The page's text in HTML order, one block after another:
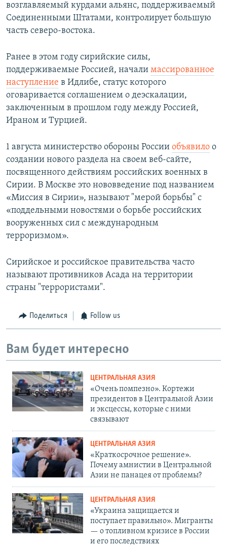
возглавляемый курдами альянс, поддерживаемый
Соединенными Штатами, контролирует большую
часть северо-востока.
Ранее в этом году сирийские силы,
поддерживаемые Россией, начали массированное
наступление в Идлибе, статус которого
оговаривается соглашением о деэскалации,
заключенным в прошлом году между Россией,
Ираном и Турцией.
1 августа министерство обороны России объявило о
создании нового раздела на своем веб-сайте,
посвященного действиям российских военных в
Сирии. В Москве это нововведение под названием
«Миссия в Сирии», называют "мерой борьбы" с
«поддельными новостями о борьбе российских
вооруженных сил с международным
терроризмом».
Сирийское и российское правительства часто
называют противников Асада на территории
страны "террористами".
Поделиться Follow us
Вам будет интересно
ЦЕНТРАЛЬНАЯ АЗИЯ
«Очень помпезно». Кортежи
президентов в Центральной Азии
и эксцессы, которые с ними
связывают
ЦЕНТРАЛЬНАЯ АЗИЯ
«Краткосрочное решение».
Почему амнистии в Центральной
Азии не панацея от проблемы?
ЦЕНТРАЛЬНАЯ АЗИЯ
«Украина защищается и
поступает правильно». Мигранты
— о топливном кризисе в России
и его последствиях